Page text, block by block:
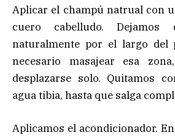
Aplicar el champú natrual con
cuero cabelludo.
naturalmente por el largo del
necesario masajear esa
desplazarse solo. Quitamos
agua tibia, hasta que salga
Aplicamos el acondicionador.